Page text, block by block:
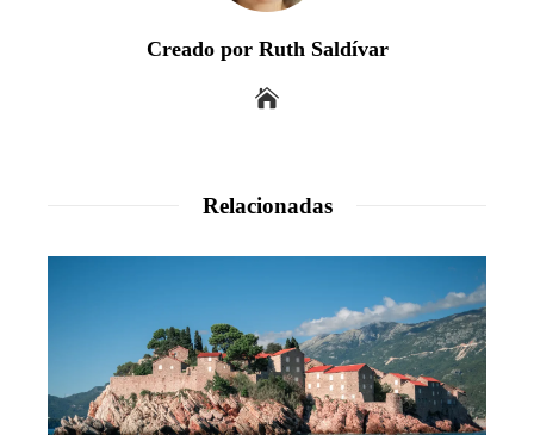
Creado por Ruth Saldívar
Relacionadas